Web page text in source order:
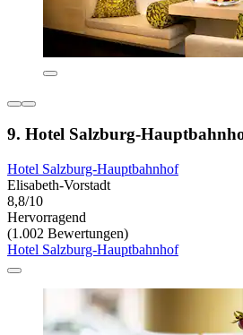
9. Hotel Salzburg-
Hotel Salzburg-Hauptbahnhof
Elisabeth-Vorstadt
8,8/10
Hervorragend
(1.002 Bewertungen)
Hotel Salzburg-Hauptbahnhof